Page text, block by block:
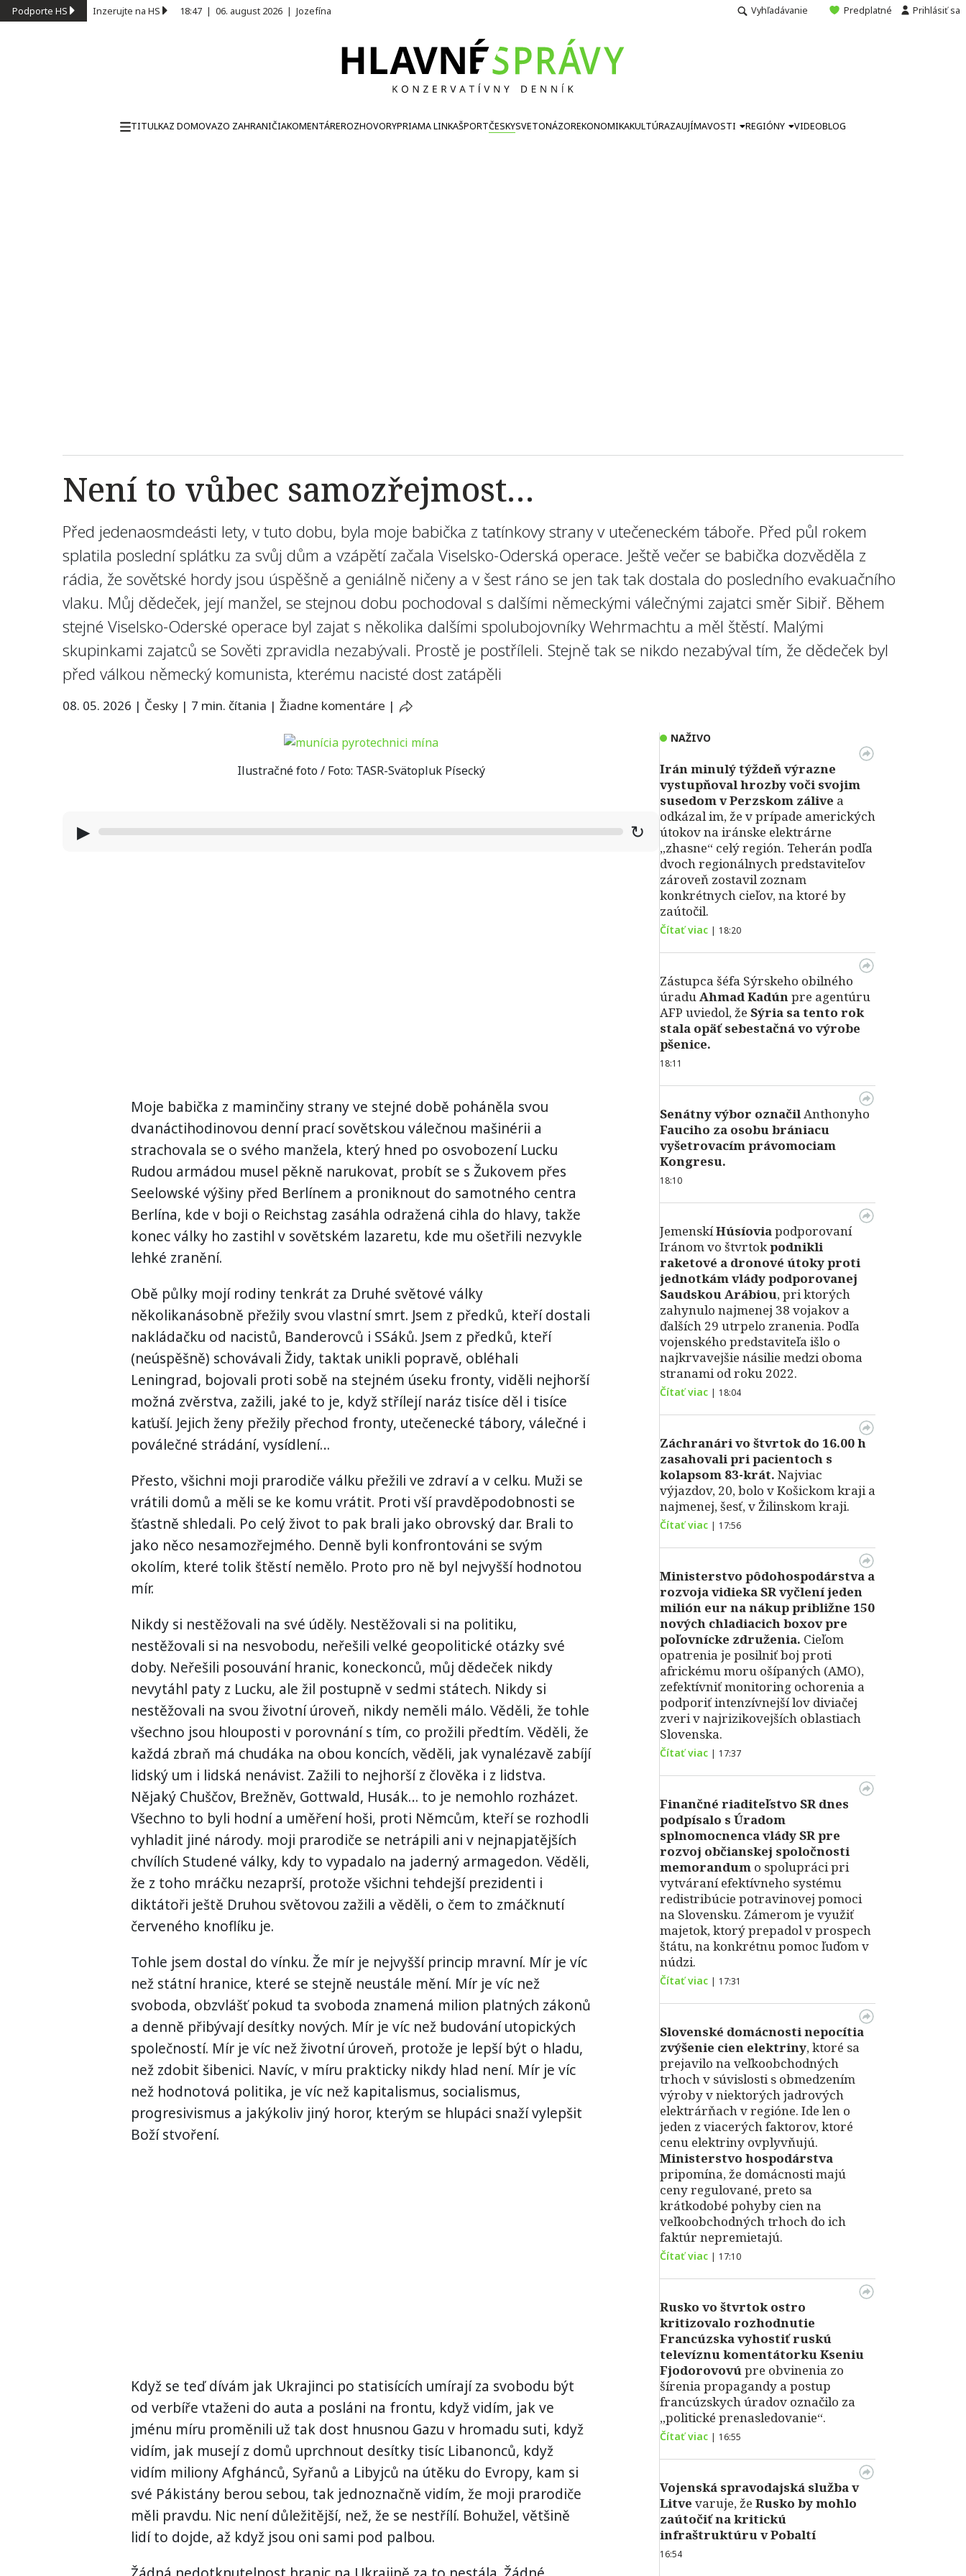
Podporte HS Inzerujte na HS 18:47 | 06. august 2026 | Jozefína Vyhľadávanie Predplatné Prihlásiť sa
TITULKAZ DOMOVAZO ZAHRANIČIAKOMENTÁREROZHOVORYPRIAMA LINKAŠPORTČESKYSVETONÁZOREKONOMIKAKULTÚRAZAUJÍMAVOSTI REGIÓNY VIDEOBLOG
Není to vůbec samozřejmost…
Před jedenaosmdeásti lety, v tuto dobu, byla moje babička z tatínkovy strany v utečeneckém táboře. Před půl rokem
splatila poslední splátku za svůj dům a vzápětí začala Viselsko-Oderská operace. Ještě večer se babička dozvěděla z
rádia, že sovětské hordy jsou úspěšně a geniálně ničeny a v šest ráno se jen tak tak dostala do posledního evakuačního
vlaku. Můj dědeček, její manžel, se stejnou dobu pochodoval s dalšími německými válečnými zajatci směr Sibiř. Během
stejné Viselsko-Oderské operace byl zajat s několika dalšími spolubojovníky Wehrmachtu a měl štěstí. Malými
skupinkami zajatců se Sověti zpravidla nezabývali. Prostě je postříleli. Stejně tak se nikdo nezabýval tím, že dědeček byl
před válkou německý komunista, kterému nacisté dost zatápěli
08. 05. 2026 | Česky | 7 min. čítania | Žiadne komentáre |
Ilustračné foto / Foto: TASR-Svätopluk Písecký
▶ ↻
Moje babička z maminčiny strany ve stejné době poháněla svou
dvanáctihodinovou denní prací sovětskou válečnou mašinérii a
strachovala se o svého manžela, který hned po osvobození Lucku
Rudou armádou musel pěkně narukovat, probít se s Žukovem přes
Seelowské výšiny před Berlínem a proniknout do samotného centra
Berlína, kde v boji o Reichstag zasáhla odražená cihla do hlavy, takže
konec války ho zastihl v sovětském lazaretu, kde mu ošetřili nezvykle
lehké zranění.
Obě půlky mojí rodiny tenkrát za Druhé světové války
několikanásobně přežily svou vlastní smrt. Jsem z předků, kteří dostali
nakládačku od nacistů, Banderovců i SSáků. Jsem z předků, kteří
(neúspěšně) schovávali Židy, taktak unikli popravě, obléhali
Leningrad, bojovali proti sobě na stejném úseku fronty, viděli nejhorší
možná zvěrstva, zažili, jaké to je, když střílejí naráz tisíce děl i tisíce
kaťuší. Jejich ženy přežily přechod fronty, utečenecké tábory, válečné i
poválečné strádání, vysídlení…
Přesto, všichni moji prarodiče válku přežili ve zdraví a v celku. Muži se
vrátili domů a měli se ke komu vrátit. Proti vší pravděpodobnosti se
šťastně shledali. Po celý život to pak brali jako obrovský dar. Brali to
jako něco nesamozřejmého. Denně byli konfrontováni se svým
okolím, které tolik štěstí nemělo. Proto pro ně byl nejvyšší hodnotou
mír.
Nikdy si nestěžovali na své úděly. Nestěžovali si na politiku,
nestěžovali si na nesvobodu, neřešili velké geopolitické otázky své
doby. Neřešili posouvání hranic, koneckonců, můj dědeček nikdy
nevytáhl paty z Lucku, ale žil postupně v sedmi státech. Nikdy si
nestěžovali na svou životní úroveň, nikdy neměli málo. Věděli, že tohle
všechno jsou hlouposti v porovnání s tím, co prožili předtím. Věděli, že
každá zbraň má chudáka na obou koncích, věděli, jak vynalézavě zabíjí
lidský um i lidská nenávist. Zažili to nejhorší z člověka i z lidstva.
Nějaký Chuščov, Brežněv, Gottwald, Husák… to je nemohlo rozházet.
Všechno to byli hodní a uměření hoši, proti Němcům, kteří se rozhodli
vyhladit jiné národy. moji prarodiče se netrápili ani v nejnapjatějších
chvílích Studené války, kdy to vypadalo na jaderný armagedon. Věděli,
že z toho mráčku nezaprší, protože všichni tehdejší prezidenti i
diktátoři ještě Druhou světovou zažili a věděli, o čem to zmáčknutí
červeného knoflíku je.
Tohle jsem dostal do vínku. Že mír je nejvyšší princip mravní. Mír je víc
než státní hranice, které se stejně neustále mění. Mír je víc než
svoboda, obzvlášť pokud ta svoboda znamená milion platných zákonů
a denně přibývají desítky nových. Mír je víc než budování utopických
společností. Mír je víc než životní úroveň, protože je lepší být o hladu,
než zdobit šibenici. Navíc, v míru prakticky nikdy hlad není. Mír je víc
než hodnotová politika, je víc než kapitalismus, socialismus,
progresivismus a jakýkoliv jiný horor, kterým se hlupáci snaží vylepšit
Boží stvoření.
Když se teď dívám jak Ukrajinci po statisících umírají za svobodu být
od verbíře vtaženi do auta a posláni na frontu, když vidím, jak ve
jménu míru proměnili už tak dost hnusnou Gazu v hromadu suti, když
vidím, jak musejí z domů uprchnout desítky tisíc Libanonců, když
vidím miliony Afghánců, Syřanů a Libyjců na útěku do Evropy, kam si
své Pákistány berou sebou, tak jednoznačně vidím, že moji prarodiče
měli pravdu. Nic není důležitější, než, že se nestřílí. Bohužel, většině
lidí to dojde, až když jsou oni sami pod palbou.
NAŽIVO
Irán minulý týždeň výrazne
vystupňoval hrozby voči svojim
susedom v Perzskom zálive a
odkázal im, že v prípade amerických
útokov na iránske elektrárne
„zhasne“ celý región. Teherán podľa
dvoch regionálnych predstaviteľov
zároveň zostavil zoznam
konkrétnych cieľov, na ktoré by
zaútočil.
Čítať viac | 18:20
Zástupca šéfa Sýrskeho obilného
úraduAhmad Kadúnpre agentúru
AFP uviedol, že Sýria sa tento rok
stala opäť sebestačná vo výrobe
pšenice.
18:11
Senátny výbor označilAnthonyho
Fauciho za osobu brániacu
vyšetrovacím právomociam
Kongresu.
18:10
JemenskíHúsíoviapodporovaní
Iránom vo štvrtokpodnikli
raketové a dronové útoky proti
jednotkám vlády podporovanej
Saudskou Arábiou, pri ktorých
zahynulo najmenej 38 vojakov a
ďalších 29 utrpelo zranenia. Podľa
vojenského predstaviteľa išlo o
najkrvavejšie násilie medzi oboma
stranami od roku 2022.
Čítať viac | 18:04
Záchranári vo štvrtok do 16.00 h
zasahovali pri pacientoch s
kolapsom 83-krát. Najviac
výjazdov, 20, bolo v Košickom kraji a
najmenej, šesť, v Žilinskom kraji.
Čítať viac | 17:56
Ministerstvo pôdohospodárstva a
rozvoja vidieka SR vyčlení jeden
milión eur na nákup približne 150
nových chladiacich boxov pre
poľovnícke združenia. Cieľom
opatrenia je posilniť boj proti
africkému moru ošípaných (AMO),
zefektívniť monitoring ochorenia a
podporiť intenzívnejší lov diviačej
zveri v najrizikovejších oblastiach
Slovenska.
Čítať viac | 17:37
Finančné riaditeľstvo SR dnes
podpísalo s Úradom
splnomocnenca vlády SR pre
rozvoj občianskej spoločnosti
memorandum o spolupráci pri
vytváraní efektívneho systému
redistribúcie potravinovej pomoci
na Slovensku. Zámerom je využiť
majetok, ktorý prepadol v prospech
štátu, na konkrétnu pomoc ľuďom v
núdzi.
Čítať viac | 17:31
Slovenské domácnosti nepocítia
zvýšenie cien elektriny, ktoré sa
prejavilo na veľkoobchodných
trhoch v súvislosti s obmedzením
výroby v niektorých jadrových
elektrárňach v regióne. Ide len o
jeden z viacerých faktorov, ktoré
cenu elektriny ovplyvňujú.
Ministerstvo hospodárstva
pripomína, že domácnosti majú
ceny regulované, preto sa
krátkodobé pohyby cien na
veľkoobchodných trhoch do ich
faktúr nepremietajú.
Čítať viac | 17:10
Rusko vo štvrtok ostro
kritizovalo rozhodnutie
Francúzska vyhostiť ruskú
televíznu komentátorku Kseniu
Fjodorovovúpre obvinenia zo
šírenia propagandy a postup
francúzskych úradov označilo za
„politické prenasledovanie“.
Čítať viac | 16:55
Vojenská spravodajská služba v
Litve varuje, že Rusko by mohlo
zaútočiť na kritickú
infraštruktúru v Pobaltí
16:54